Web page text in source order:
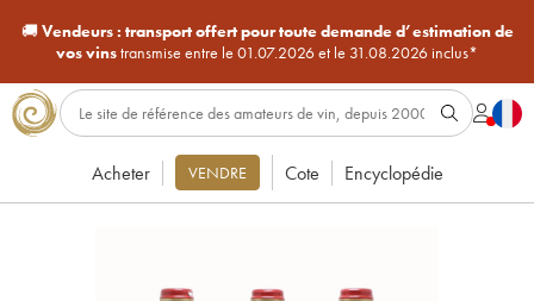
🚚Vendeurs : transport offert pour toute demande d’estimation de
vos vinstransmise entre le 01.07.2026 et le 31.08.2026 inclus*
Acheter VENDRE Cote Encyclopédie